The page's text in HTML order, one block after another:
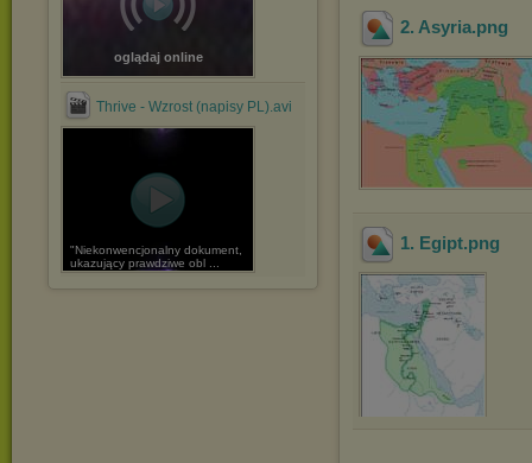
oglądaj online
Thrive - Wzrost (napisy PL).avi
"Niekonwencjonalny dokument,
ukazujący prawdziwe obl ...
2. Asyria.png
1. Egipt.png